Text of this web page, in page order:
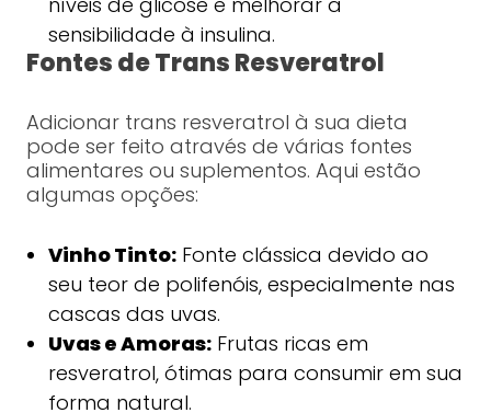
sensibilidade à insulina.
Fontes de Trans Resveratrol
Adicionar trans resveratrol à sua dieta
pode ser feito através de várias fontes
alimentares ou suplementos. Aqui estão
algumas opções:
Vinho Tinto:Fonte clássica devido ao
seu teor de polifenóis, especialmente nas
cascas das uvas.
Uvas e Amoras:Frutas ricas em
resveratrol, ótimas para consumir em sua
forma natural.